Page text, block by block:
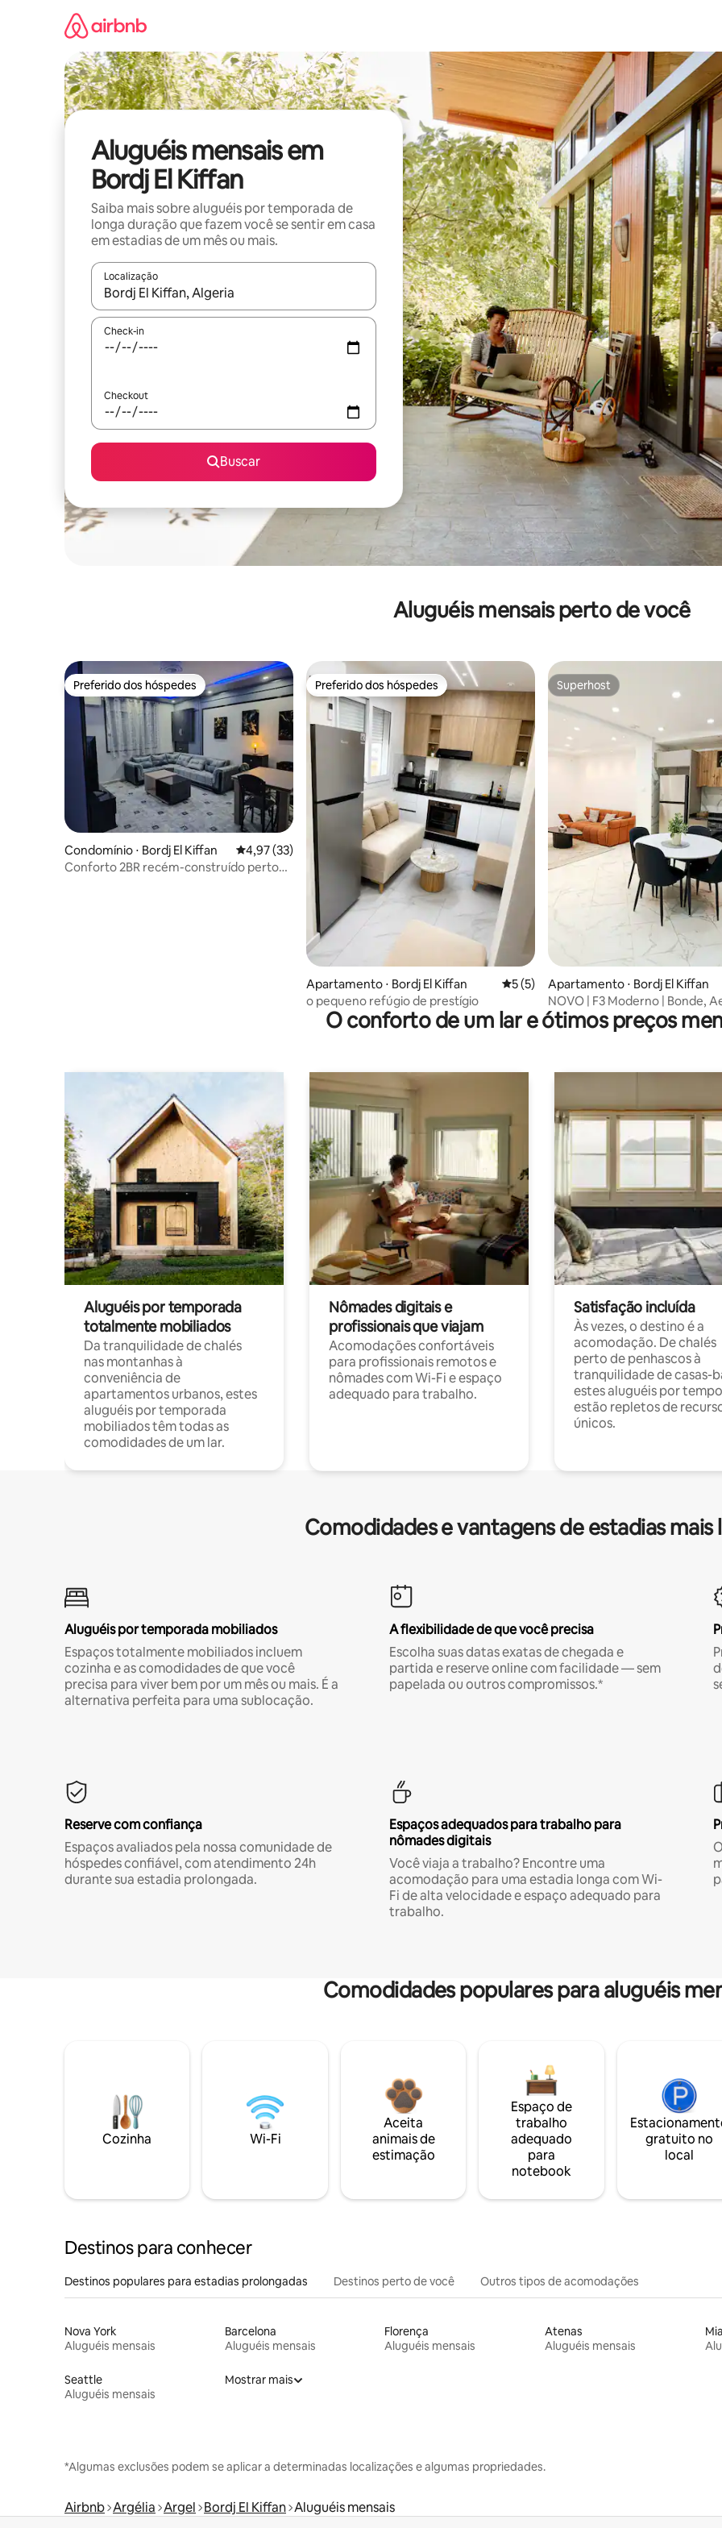
Aluguéis mensais em
Bordj El Kiffan
Saiba mais sobre aluguéis por temporada de
longa duração que fazem você se sentir em casa
em estadias de um mês ou mais.
Localização
Quando os resultados estiverem disponíveis, explore-os usando as seta para cima e para baixo do teclado ou tocando
Check-in
Checkout
Buscar
Aluguéis mensais perto de você
Preferido dos hóspedes
Preferido dos hóspedes
Condomínio ⋅ Bordj El Kiffan 4,97 de uma avaliação média de 5, 33 avaliações
4,97 (33)
Conforto 2BR recém-construído perto
Preferido dos hóspedes
Preferido dos hóspedes
Apartamento ⋅ Bordj El Kiffan 5 de uma avaliação média de 5, 5
5 (5)
o pequeno refúgio de prestígio
Superhost
Superhost
Apartamento ⋅ Bordj El Kiffan
NOVO | F3 Moderno | Bonde,
Estacionamento |
O conforto de um lar e ótimos preços
Aluguéis por temporada
totalmente mobiliados
Da tranquilidade de chalés
nas montanhas à
conveniência de
apartamentos urbanos, estes
aluguéis por temporada
mobiliados têm todas as
comodidades de um lar.
Nômades digitais e
profissionais que viajam
Acomodações confortáveis
para profissionais remotos e
nômades com Wi-Fi e espaço
adequado para trabalho.
Satisfação incluída
Às vezes, o destino é a
acomodação. De chalés
perto de penhascos à
tranquilidade de casas-
estes aluguéis por
estão repletos de
únicos.
Comodidades e vantagens de estadias mais
Aluguéis por temporada mobiliados
Espaços totalmente mobiliados incluem
cozinha e as comodidades de que você
precisa para viver bem por um mês ou mais. É a
alternativa perfeita para uma sublocação.
A flexibilidade de que você precisa
Escolha suas datas exatas de chegada e
partida e reserve online com facilidade — sem
papelada ou outros compromissos.*
Reserve com confiança
Espaços avaliados pela nossa comunidade de
hóspedes confiável, com atendimento 24h
durante sua estadia prolongada.
Espaços adequados para trabalho para
nômades digitais
Você viaja a trabalho? Encontre uma
acomodação para uma estadia longa com Wi-
Fi de alta velocidade e espaço adequado para
trabalho.
Comodidades populares para aluguéis
Cozinha Wi-Fi
Aceita
animais de
estimação
Espaço de
trabalho
adequado
para
notebook
gratuito no
local
Destinos para conhecer
Destinos populares para estadias prolongadas Destinos perto de você Outros tipos de acomodações
Nova York
Aluguéis mensais
Barcelona
Aluguéis mensais
Florença
Aluguéis mensais
Atenas
Aluguéis mensais
Seattle
Aluguéis mensais
Mostrar mais
*Algumas exclusões podem se aplicar a determinadas localizações e algumas propriedades.
Airbnb Argélia Argel Bordj El Kiffan Aluguéis mensais